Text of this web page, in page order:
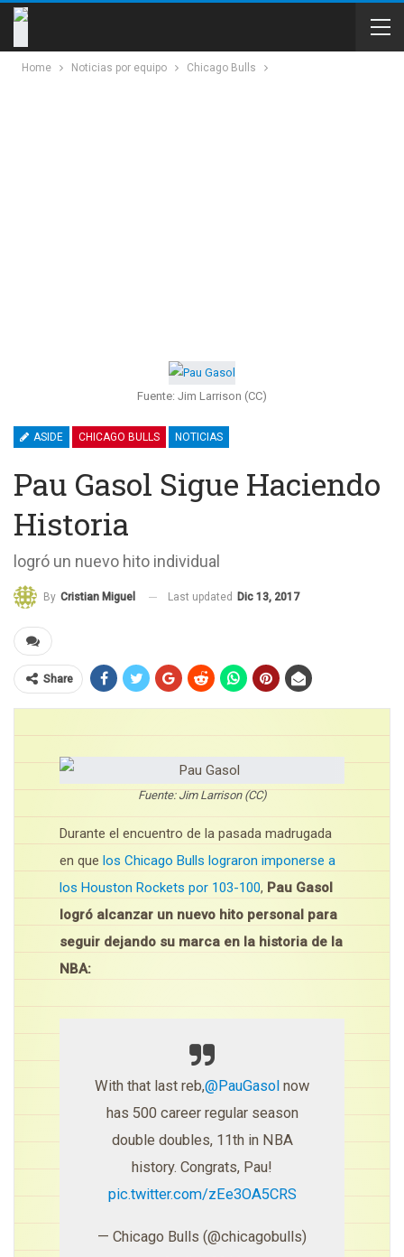
Home Noticias por equipo Chicago Bulls
Fuente: Jim Larrison (CC)
ASIDE CHICAGO BULLS NOTICIAS
Pau Gasol Sigue Haciendo
Historia
logró un nuevo hito individual
By Cristian Miguel Last updated Dic 13, 2017
Share
Fuente: Jim Larrison (CC)
Durante el encuentro de la pasada madrugada
en que los Chicago Bulls lograron imponerse a
los Houston Rockets por 103-100, Pau Gasol
logró alcanzar un nuevo hito personal para
seguir dejando su marca en la historia de la
NBA:
With that last reb,@PauGasol now
has 500 career regular season
double doubles, 11th in NBA
history. Congrats, Pau!
pic.twitter.com/zEe3OA5CRS
— Chicago Bulls (@chicagobulls)